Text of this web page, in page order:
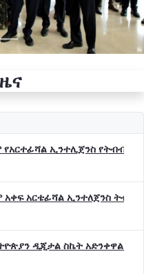
ኢንተሊጀንስ የትብብር
አቀፍ አርቴፊሻል ኢንተለጀንስ
ዲጂታል ስኬት አድንቀዋል